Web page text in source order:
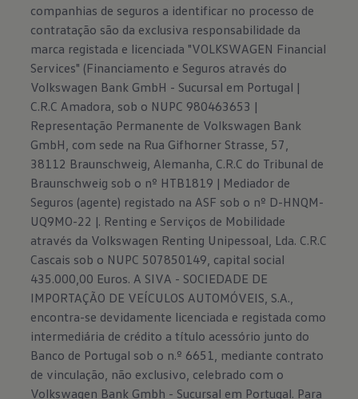
companhias de seguros a identificar no processo de
contratação são da exclusiva responsabilidade da
marca registada e licenciada "VOLKSWAGEN Financial
Services" (Financiamento e Seguros através do
Volkswagen Bank GmbH - Sucursal em Portugal |
C.R.C Amadora, sob o NUPC 980463653 |
Representação Permanente de Volkswagen Bank
GmbH, com sede na Rua Gifhorner Strasse, 57,
38112 Braunschweig, Alemanha, C.R.C do Tribunal de
Braunschweig sob o nº HTB1819 | Mediador de
Seguros (agente) registado na ASF sob o nº D-HNQM-
UQ9MO-22 |. Renting e Serviços de Mobilidade
através da Volkswagen Renting Unipessoal, Lda. C.R.C
Cascais sob o NUPC 507850149, capital social
435.000,00 Euros. A SIVA - SOCIEDADE DE
IMPORTAÇÃO DE VEÍCULOS AUTOMÓVEIS, S.A.,
encontra-se devidamente licenciada e registada como
intermediária de crédito a título acessório junto do
Banco de Portugal sob o n.º 6651, mediante contrato
de vinculação, não exclusivo, celebrado com o
Volkswagen Bank Gmbh - Sucursal em Portugal. Para